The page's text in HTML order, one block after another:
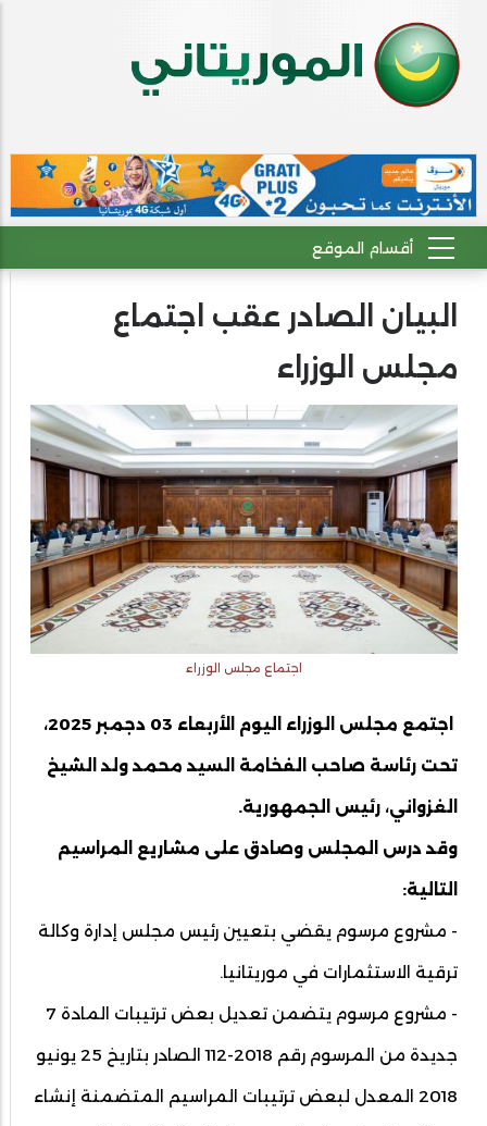
البيان الصادر عقب اجتماع
مجلس الوزراء
اجتماع مجلس الوزراء
اجتمع مجلس الوزراء اليوم الأربعاء 03 دجمبر 2025،
تحت رئاسة صاحب الفخامة السيد محمد ولد الشيخ
الغزواني، رئيس الجمهورية.
وقد درس المجلس وصادق على مشاريع المراسيم
التالية:
- مشروع مرسوم يقضي بتعيين رئيس مجلس إدارة وكالة
ترقية الاستثمارات في موريتانيا.
- مشروع مرسوم يتضمن تعديل بعض ترتيبات المادة 7
جديدة من المرسوم رقم 2018-112 الصادر بتاريخ 25 يونيو
2018 المعدل لبعض ترتيبات المراسيم المتضمنة إنشاء